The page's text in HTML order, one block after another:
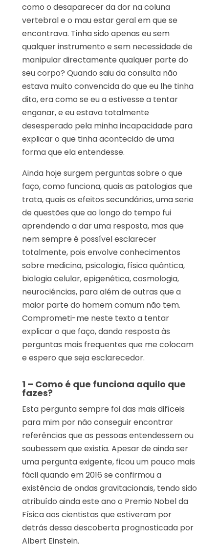
como o desaparecer da dor na coluna
vertebral e o mau estar geral em que se
encontrava. Tinha sido apenas eu sem
qualquer instrumento e sem necessidade de
manipular directamente qualquer parte do
seu corpo? Quando saiu da consulta não
estava muito convencida do que eu lhe tinha
dito, era como se eu a estivesse a tentar
enganar, e eu estava totalmente
desesperado pela minha incapacidade para
explicar o que tinha acontecido de uma
forma que ela entendesse.
Ainda hoje surgem perguntas sobre o que
faço, como funciona, quais as patologias que
trata, quais os efeitos secundários, uma serie
de questões que ao longo do tempo fui
aprendendo a dar uma resposta, mas que
nem sempre é possível esclarecer
totalmente, pois envolve conhecimentos
sobre medicina, psicologia, física quântica,
biologia celular, epigenética, cosmologia,
neurociências, para além de outras que a
maior parte do homem comum não tem.
Comprometi-me neste texto a tentar
explicar o que faço, dando resposta às
perguntas mais frequentes que me colocam
e espero que seja esclarecedor.
1 – Como é que funciona aquilo que
fazes?
Esta pergunta sempre foi das mais difíceis
para mim por não conseguir encontrar
referências que as pessoas entendessem ou
soubessem que existia. Apesar de ainda ser
uma pergunta exigente, ficou um pouco mais
fácil quando em 2016 se confirmou a
existência de ondas gravitacionais, tendo sido
atribuído ainda este ano o Premio Nobel da
Física aos cientistas que estiveram por
detrás dessa descoberta prognosticada por
Albert Einstein.